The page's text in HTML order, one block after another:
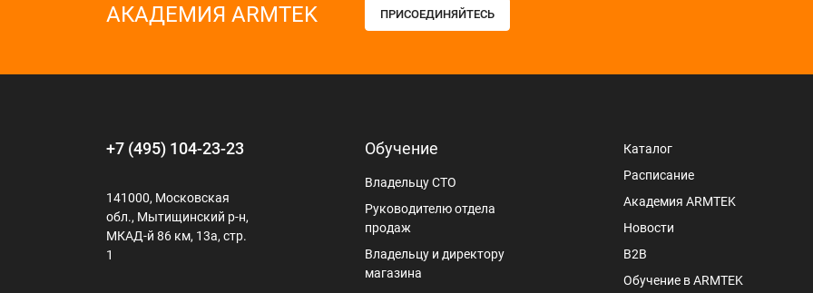
АКАДЕМИЯ ARMTEK ПРИСОЕДИНЯЙТЕСЬ
+7 (495) 104-23-23
141000, Московская
обл., Мытищинский р-н,
МКАД-й 86 км, 13а, стр.
1
Обучение
Владельцу СТО
Руководителю отдела
продаж
Владельцу и директору
магазина
Каталог
Расписание
Академия ARMTEK
Новости
B2B
Обучение в ARMTEK